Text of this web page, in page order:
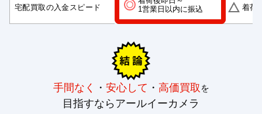
宅配買取の入金スピード
1営業日以内に振込
着荷
手間なく ・ 安心して ・ 高価買取 を
目指すならアールイーカメラ